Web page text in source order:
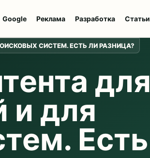
Google Реклама Разработка Статьи
СИСТЕМ. ЕСТЬ ЛИ РАЗНИЦА?
для
и для
Есть